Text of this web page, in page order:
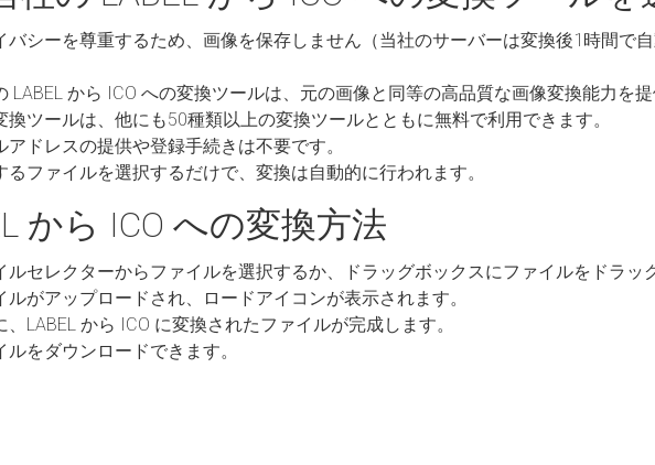
バシーを尊重するため、画像を保存しません（当社のサーバーは変換後1時間で
LABEL から ICO への変換ツールは、元の画像と同等の高品質な画像変換能力を
換ツールは、他にも50種類以上の変換ツールとともに無料で利用できます。
アドレスの提供や登録手続きは不要です。
るファイルを選択するだけで、変換は自動的に行われます。
から ICO への変換方法
ルセレクターからファイルを選択するか、ドラッグボックスにファイルをドラッ
ルがアップロードされ、ロードアイコンが表示されます。
、LABEL から ICO に変換されたファイルが完成します。
ルをダウンロードできます。